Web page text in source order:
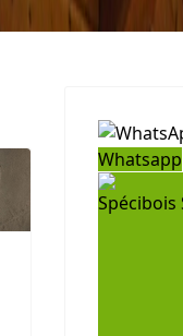
Whatsapp
Spécibois